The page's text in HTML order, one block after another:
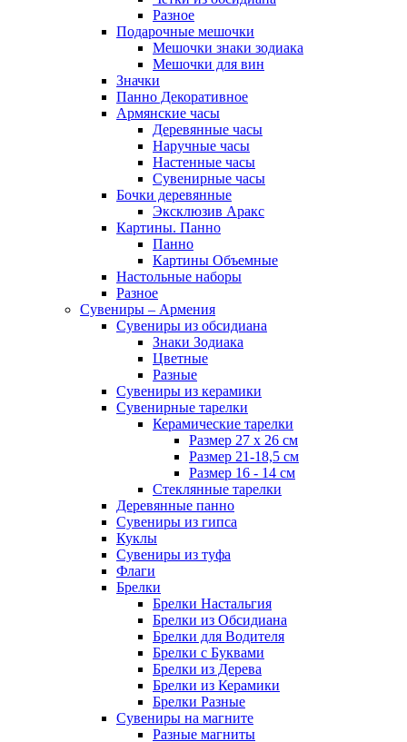
Разное
Подарочные мешочки
Мешочки знаки зодиака
Мешочки для вин
Значки
Панно Декоративное
Армянские часы
Деревянные часы
Наручные часы
Настенные часы
Сувенирные часы
Бочки деревянные
Эксклюзив Аракс
Картины. Панно
Панно
Картины Объемные
Настольные наборы
Разное
Сувениры – Армения
Сувениры из обсидиана
Знаки Зодиака
Цветные
Разные
Сувениры из керамики
Сувенирные тарелки
Керамические тарелки
Размер 27 х 26 см
Размер 21-18,5 см
Размер 16 - 14 см
Стеклянные тарелки
Деревянные панно
Сувениры из гипса
Куклы
Сувениры из туфа
Флаги
Брелки
Брелки Настальгия
Брелки из Обсидиана
Брелки для Водителя
Брелки с Буквами
Брелки из Дерева
Брелки из Керамики
Брелки Разные
Сувениры на магните
Разные магниты